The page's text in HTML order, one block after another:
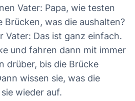
Vater: Papa, wie testen
Brücken, was die aushalten?
Vater: Das ist ganz einfach.
und fahren dann mit immer
drüber, bis die Brücke
wissen sie, was die
wieder auf.